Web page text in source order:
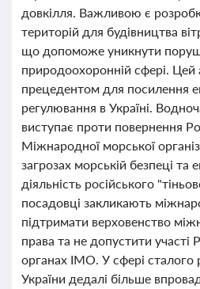
довкілля. Важливою є
територій для будівництва
що допоможе уникнути
природоохоронній сфері. Цей
прецедентом для посилення
регулювання в Україні.
виступає проти повернення
Міжнародної морської
загрозах морській безпеці та
діяльність російського
посадовці закликають
підтримати верховенство
права та не допустити участі
органах ІМО. У сфері сталого
України дедалі більше